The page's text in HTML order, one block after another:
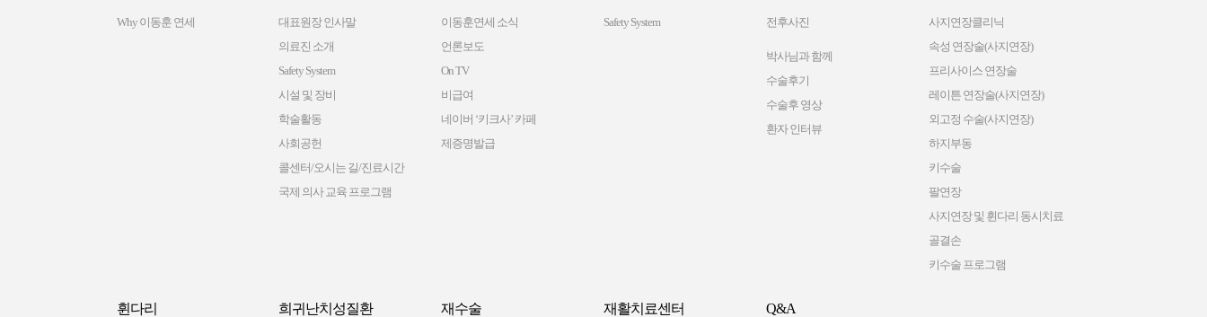
Why 이동훈 연세
대표원장 인사말
의료진 소개
Safety System
시설 및 장비
학술활동
사회공헌
콜센터/오시는 길/진료시간
국제 의사 교육 프로그램
이동훈연세 소식
언론보도
On TV
비급여
네이버 ‘키크사’ 카페
제증명발급
Safety System 전후사진
박사님과 함께
수술후기
수술후 영상
환자 인터뷰
사지연장클리닉
속성 연장술(사지연장)
프리사이스 연장술
레이튼 연장술(사지연장)
외고정 수술(사지연장)
하지부동
키수술
팔연장
사지연장 및 휜다리 동시치료
골결손
키수술 프로그램
휜다리 희귀난치성질환 재수술 재활치료센터 Q&A